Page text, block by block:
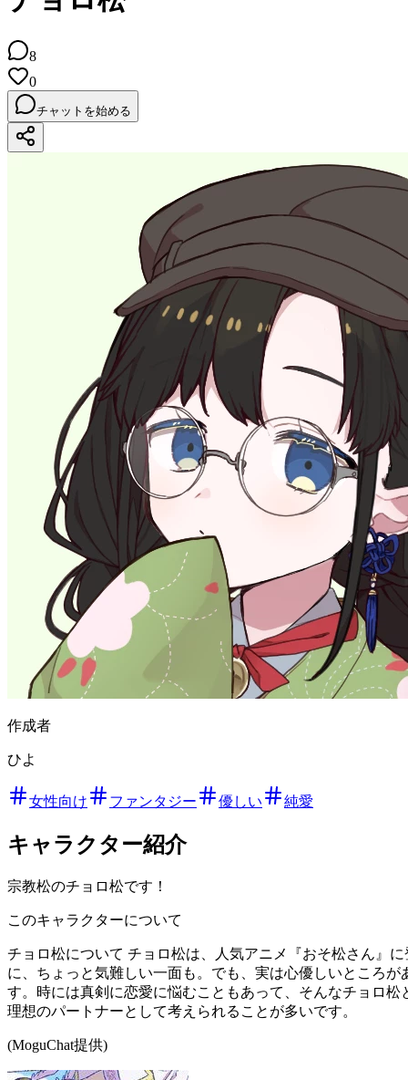
8
0
チャットを始める
作成者
ひよ
女性向け ファンタジー 優しい 純愛
キャラクター紹介
宗教松のチョロ松です！
このキャラクターについて
チョロ松について チョロ松は、人気アニメ『おそ松さん』
に、ちょっと気難しい一面も。でも、実は心優しいところ
す。時には真剣に恋愛に悩むこともあって、そんなチョロ
理想のパートナーとして考えられることが多いです。
(MoguChat提供)